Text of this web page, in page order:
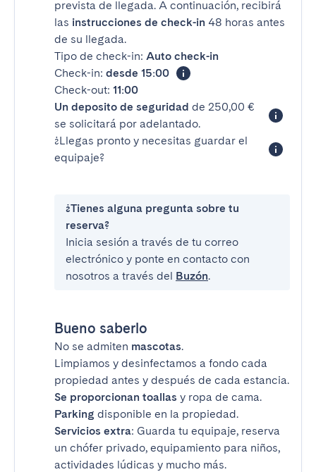
prevista de llegada. A continuación, recibirá
las instrucciones de check-in 48 horas antes
de su llegada.
Tipo de check-in: Auto check-in
Check-in: desde 15:00
Check-out: 11:00
Un deposito de seguridad de 250,00 €
se solicitará por adelantado.
¿Llegas pronto y necesitas guardar el
equipaje?
¿Tienes alguna pregunta sobre tu
reserva?
Inicia sesión a través de tu correo
electrónico y ponte en contacto con
nosotros a través del Buzón.
Bueno saberlo
No se admiten mascotas.
Limpiamos y desinfectamos a fondo cada
propiedad antes y después de cada estancia.
Se proporcionan toallas y ropa de cama.
Parking disponible en la propiedad.
Servicios extra: Guarda tu equipaje, reserva
un chófer privado, equipamiento para niños,
actividades lúdicas y mucho más.